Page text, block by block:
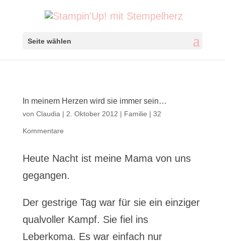
Seite wählen
In meinem Herzen wird sie immer sein…
von Claudia | 2. Oktober 2012 | Familie | 32
Kommentare
Heute Nacht ist meine Mama von uns
gegangen.
Der gestrige Tag war für sie ein einziger
qualvoller Kampf. Sie fiel ins
Leberkoma. Es war einfach nur